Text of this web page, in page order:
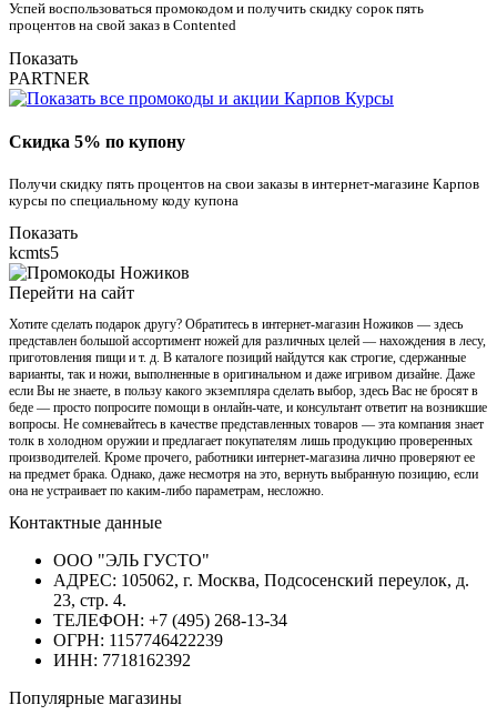
Успей воспользоваться промокодом и получить скидку сорок пять
процентов на свой заказ в Contented
Показать
PARTNER
Скидка 5% по купону
Получи скидку пять процентов на свои заказы в интернет-магазине Карпов
курсы по специальному коду купона
Показать
kcmts5
Перейти на сайт
Хотите сделать подарок другу? Обратитесь в интернет-магазин Ножиков — здесь
представлен большой ассортимент ножей для различных целей — нахождения в лесу,
приготовления пищи и т. д. В каталоге позиций найдутся как строгие, сдержанные
варианты, так и ножи, выполненные в оригинальном и даже игривом дизайне. Даже
если Вы не знаете, в пользу какого экземпляра сделать выбор, здесь Вас не бросят в
беде — просто попросите помощи в онлайн-чате, и консультант ответит на возникшие
вопросы. Не сомневайтесь в качестве представленных товаров — эта компания знает
толк в холодном оружии и предлагает покупателям лишь продукцию проверенных
производителей. Кроме прочего, работники интернет-магазина лично проверяют ее
на предмет брака. Однако, даже несмотря на это, вернуть выбранную позицию, если
она не устраивает по каким-либо параметрам, несложно.
Контактные данные
ООО "ЭЛЬ ГУСТО"
АДРЕС: 105062, г. Москва, Подсосенский переулок, д.
23, стр. 4.
ТЕЛЕФОН: +7 (495) 268-13-34
ОГРН: 1157746422239
ИНН: 7718162392
Популярные магазины